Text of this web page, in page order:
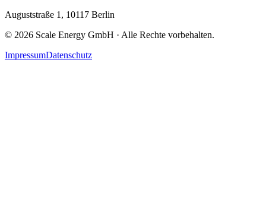
Auguststraße 1, 10117 Berlin
© 2026 Scale Energy GmbH · Alle Rechte vorbehalten.
ImpressumDatenschutz